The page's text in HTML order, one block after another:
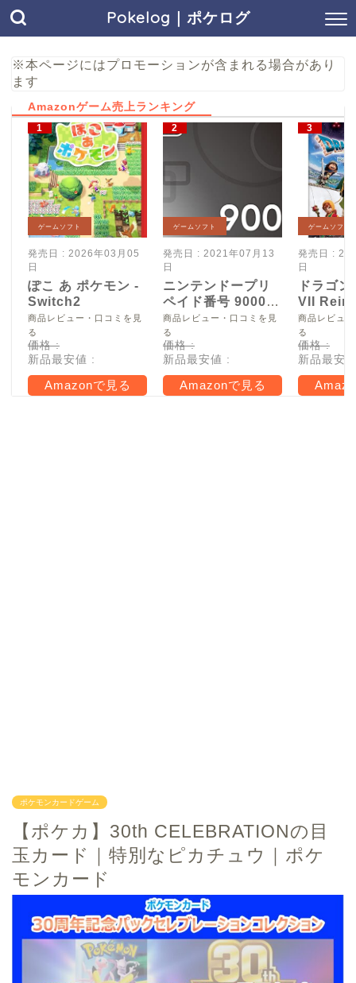
Pokelog｜ポケログ
※本ページにはプロモーションが含まれる場合があり
ます
Amazonゲーム売上ランキング
ゲームソフト
発売日 : 2026年03月05
日
ぽこ あ ポケモン -
Switch2
商品レビュー・口コミを見
る
価格 :
新品最安値 :
Amazonで見る
ゲームソフト
発売日 : 2021年07月13
日
ニンテンドープリ
ペイド番号 9000
円|オンラインコー
ド版
商品レビュー・口コミを見
る
価格 :
新品最安値 :
Amazonで見る
ゲームソフト
発売日 :
日
ドラゴ
VII
Switch2
商品レビュ
る
価格 :
新品最安
ポケモンカードゲーム
【ポケカ】30th CELEBRATIONの目
玉カード｜特別なピカチュウ｜ポケ
モンカード